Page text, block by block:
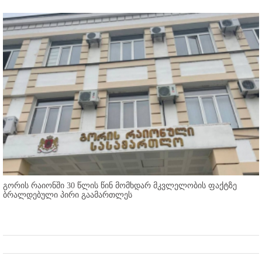
გორის რაიონში 30 წლის წინ მომხდარ მკვლელობის ფაქტზე
ბრალდებული პირი გაამართლეს